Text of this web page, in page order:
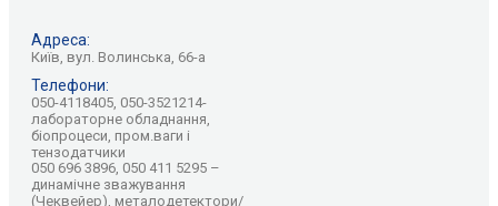
Адреса:
Київ, вул. Волинська, 66-а
Телефони:
050-4118405, 050-3521214-
лабораторне обладнання,
біопроцеси, пром.ваги і
тензодатчики
050 696 3896, 050 411 5295 –
динамічне зважування
(Чеквейер), металодетектори/